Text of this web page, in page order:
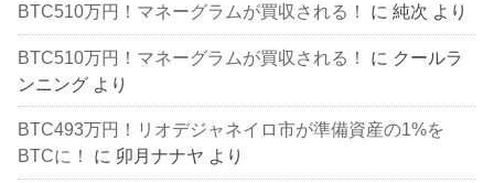
BTC510万円！マネーグラムが買収される！ に純次 より
BTC510万円！マネーグラムが買収される！ に クールラ
ンニング より
BTC493万円！リオデジャネイロ市が準備資産の1%を
BTCに！
に 卯月ナナヤ より